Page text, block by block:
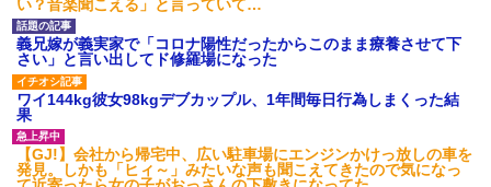
子供の頃、母の弟にイタズラされてて中学に入ってから関係を持
ってしまった。拒絶したら「全部バラしてやる」と脅迫されたの
で両親に全部話した。
三年働いてたパートを突然クビになった。しかし元職場の主要取
引先のトップが母方の叔父だったので…
い？音楽聞こえる」と言っていて…
義兄嫁が義実家で「コロナ陽性だったからこのまま療養させて下
さい」と言い出してド修羅場になった
ワイ144kg彼女98kgデブカップル、1年間毎日行為しまくった結
果
【GJ!】会社から帰宅中、広い駐車場にエンジンかけっ放しの車を
発見。しかも「ヒィ～」みたいな声も聞こえてきたので気になっ